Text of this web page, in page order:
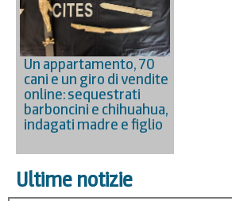
Un appartamento, 70
cani e un giro di vendite
online: sequestrati
barboncini e chihuahua,
indagati madre e figlio
Ultime notizie